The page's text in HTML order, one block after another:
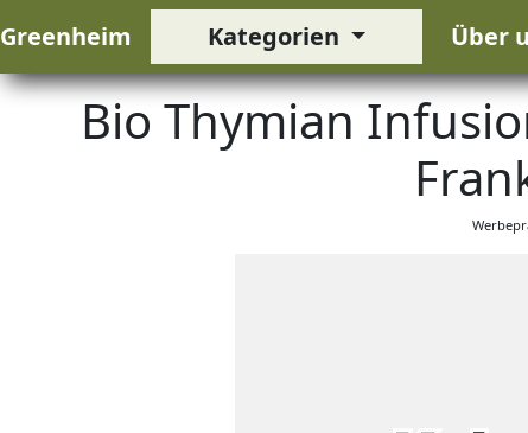
Greenheim Kategorien Über
Bio Thymian